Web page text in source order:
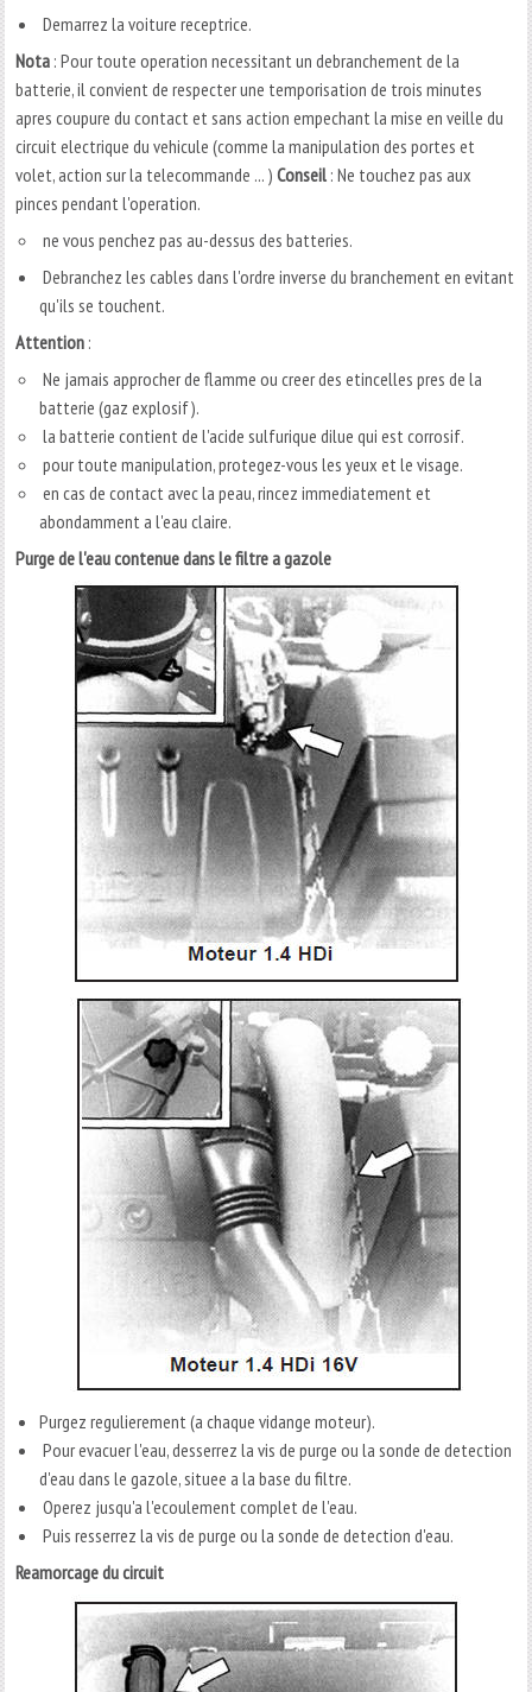
Demarrez la voiture receptrice.
Nota : Pour toute operation necessitant un debranchement de la
batterie, il convient de respecter une temporisation de trois minutes
apres coupure du contact et sans action empechant la mise en veille du
circuit electrique du vehicule (comme la manipulation des portes et
volet, action sur la telecommande ... )Conseil : Ne touchez pas aux
pinces pendant l'operation.
ne vous penchez pas au-dessus des batteries.
Debranchez les cables dans l'ordre inverse du branchement en evitant
qu'ils se touchent.
Attention :
Ne jamais approcher de flamme ou creer des etincelles pres de la
batterie (gaz explosif).
la batterie contient de l'acide sulfurique dilue qui est corrosif.
pour toute manipulation, protegez-vous les yeux et le visage.
en cas de contact avec la peau, rincez immediatement et
abondamment a l'eau claire.
Purge de l'eau contenue dans le filtre a gazole
Purgez regulierement (a chaque vidange moteur).
Pour evacuer l'eau, desserrez la vis de purge ou la sonde de detection
d'eau dans le gazole, situee a la base du filtre.
Operez jusqu'a l'ecoulement complet de l'eau.
Puis resserrez la vis de purge ou la sonde de detection d'eau.
Reamorcage du circuit